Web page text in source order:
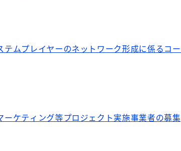
テムプレイヤーのネットワーク形成に係るコ
ーケティング等プロジェクト実施事業者の募集